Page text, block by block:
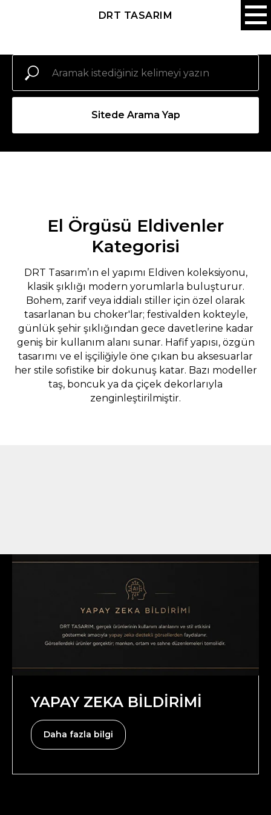
DRT TASARIM
Sitede Arama Yap
El Örgüsü Eldivenler
Kategorisi
DRT Tasarım’ın el yapımı Eldiven koleksiyonu,
klasik şıklığı modern yorumlarla buluşturur.
Bohem, zarif veya iddialı stiller için özel olarak
tasarlanan bu choker'lar; festivalden kokteyle,
günlük şehir şıklığından gece davetlerine kadar
geniş bir kullanım alanı sunar. Hafif yapısı, özgün
tasarımı ve el işçiliğiyle öne çıkan bu aksesuarlar
her stile sofistike bir dokunuş katar. Bazı modeller
taş, boncuk ya da çiçek dekorlarıyla
zenginleştirilmiştir.
YAPAY ZEKA BİLDİRİMİ
Daha fazla bilgi